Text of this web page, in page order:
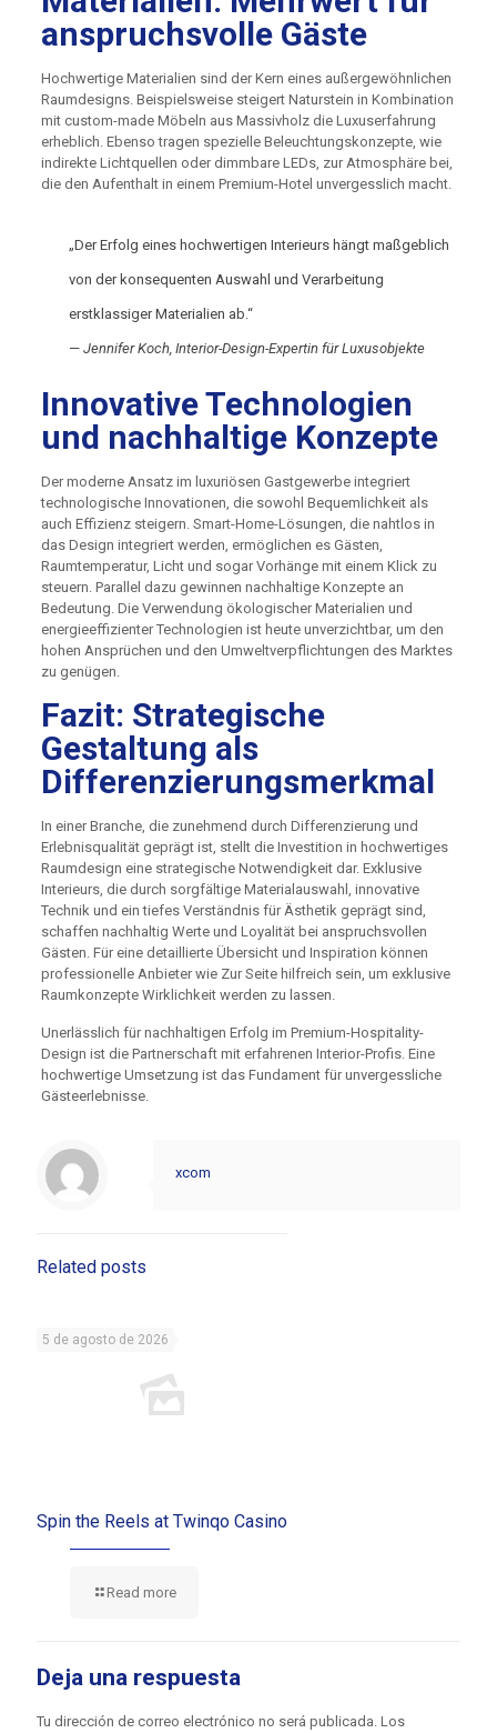
anspruchsvolle Gäste
Hochwertige Materialien sind der Kern eines außergewöhnlichen
Raumdesigns. Beispielsweise steigert Naturstein in Kombination
mit custom-made Möbeln aus Massivholz die Luxuserfahrung
erheblich. Ebenso tragen spezielle Beleuchtungskonzepte, wie
indirekte Lichtquellen oder dimmbare LEDs, zur Atmosphäre bei,
die den Aufenthalt in einem Premium-Hotel unvergesslich macht.
„Der Erfolg eines hochwertigen Interieurs hängt maßgeblich
von der konsequenten Auswahl und Verarbeitung
erstklassiger Materialien ab.“
— Jennifer Koch, Interior-Design-Expertin für Luxusobjekte
Innovative Technologien
und nachhaltige Konzepte
Der moderne Ansatz im luxuriösen Gastgewerbe integriert
technologische Innovationen, die sowohl Bequemlichkeit als
auch Effizienz steigern. Smart-Home-Lösungen, die nahtlos in
das Design integriert werden, ermöglichen es Gästen,
Raumtemperatur, Licht und sogar Vorhänge mit einem Klick zu
steuern. Parallel dazu gewinnen nachhaltige Konzepte an
Bedeutung. Die Verwendung ökologischer Materialien und
energieeffizienter Technologien ist heute unverzichtbar, um den
hohen Ansprüchen und den Umweltverpflichtungen des Marktes
zu genügen.
Fazit: Strategische
Gestaltung als
Differenzierungsmerkmal
In einer Branche, die zunehmend durch Differenzierung und
Erlebnisqualität geprägt ist, stellt die Investition in hochwertiges
Raumdesign eine strategische Notwendigkeit dar. Exklusive
Interieurs, die durch sorgfältige Materialauswahl, innovative
Technik und ein tiefes Verständnis für Ästhetik geprägt sind,
schaffen nachhaltig Werte und Loyalität bei anspruchsvollen
Gästen. Für eine detaillierte Übersicht und Inspiration können
professionelle Anbieter wie Zur Seite hilfreich sein, um exklusive
Raumkonzepte Wirklichkeit werden zu lassen.
Unerlässlich für nachhaltigen Erfolg im Premium-Hospitality-
Design ist die Partnerschaft mit erfahrenen Interior-Profis. Eine
hochwertige Umsetzung ist das Fundament für unvergessliche
Gästeerlebnisse.
xcom
Related posts
5 de agosto de 2026
Spin the Reels at Twinqo Casino
Read more
Deja una respuesta
Tu dirección de correo electrónico no será publicada. Los